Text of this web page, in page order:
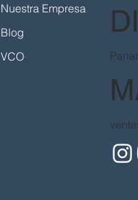
Nuestra Empresa
Blog
VCO